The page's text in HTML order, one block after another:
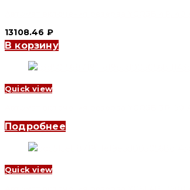
13108.46 ₽
В корзину
Quick view
Подробнее
Quick view